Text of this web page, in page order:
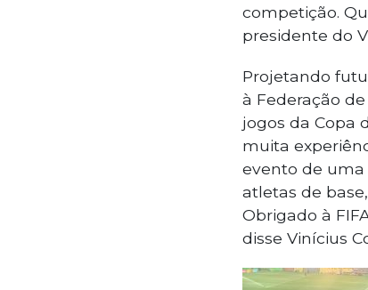
competição.
presidente do
Projetando
à Federação
jogos da Copa
muita
evento de uma
atletas de
Obrigado à
disse Vinícius